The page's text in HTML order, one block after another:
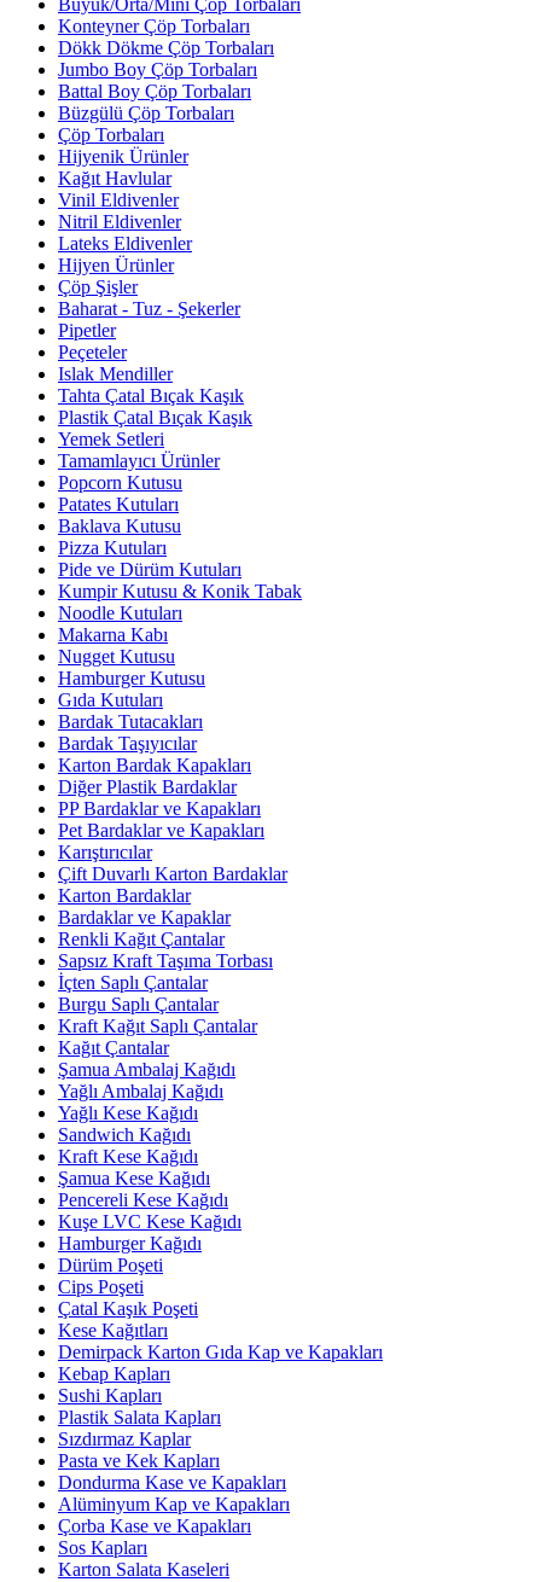
Büyük/Orta/Mini Çöp Torbaları
Konteyner Çöp Torbaları
Dökk Dökme Çöp Torbaları
Jumbo Boy Çöp Torbaları
Battal Boy Çöp Torbaları
Büzgülü Çöp Torbaları
Çöp Torbaları
Hijyenik Ürünler
Kağıt Havlular
Vinil Eldivenler
Nitril Eldivenler
Lateks Eldivenler
Hijyen Ürünler
Çöp Şişler
Baharat - Tuz - Şekerler
Pipetler
Peçeteler
Islak Mendiller
Tahta Çatal Bıçak Kaşık
Plastik Çatal Bıçak Kaşık
Yemek Setleri
Tamamlayıcı Ürünler
Popcorn Kutusu
Patates Kutuları
Baklava Kutusu
Pizza Kutuları
Pide ve Dürüm Kutuları
Kumpir Kutusu & Konik Tabak
Noodle Kutuları
Makarna Kabı
Nugget Kutusu
Hamburger Kutusu
Gıda Kutuları
Bardak Tutacakları
Bardak Taşıyıcılar
Karton Bardak Kapakları
Diğer Plastik Bardaklar
PP Bardaklar ve Kapakları
Pet Bardaklar ve Kapakları
Karıştırıcılar
Çift Duvarlı Karton Bardaklar
Karton Bardaklar
Bardaklar ve Kapaklar
Renkli Kağıt Çantalar
Sapsız Kraft Taşıma Torbası
İçten Saplı Çantalar
Burgu Saplı Çantalar
Kraft Kağıt Saplı Çantalar
Kağıt Çantalar
Şamua Ambalaj Kağıdı
Yağlı Ambalaj Kağıdı
Yağlı Kese Kağıdı
Sandwich Kağıdı
Kraft Kese Kağıdı
Şamua Kese Kağıdı
Pencereli Kese Kağıdı
Kuşe LVC Kese Kağıdı
Hamburger Kağıdı
Dürüm Poşeti
Cips Poşeti
Çatal Kaşık Poşeti
Kese Kağıtları
Demirpack Karton Gıda Kap ve Kapakları
Kebap Kapları
Sushi Kapları
Plastik Salata Kapları
Sızdırmaz Kaplar
Pasta ve Kek Kapları
Dondurma Kase ve Kapakları
Alüminyum Kap ve Kapakları
Çorba Kase ve Kapakları
Sos Kapları
Karton Salata Kaseleri